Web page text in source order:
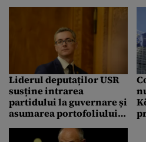
Liderul deputaților USR
susține intrarea
partidului la guvernare și
asumarea portofoliului